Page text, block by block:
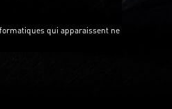
qui apparaissent ne